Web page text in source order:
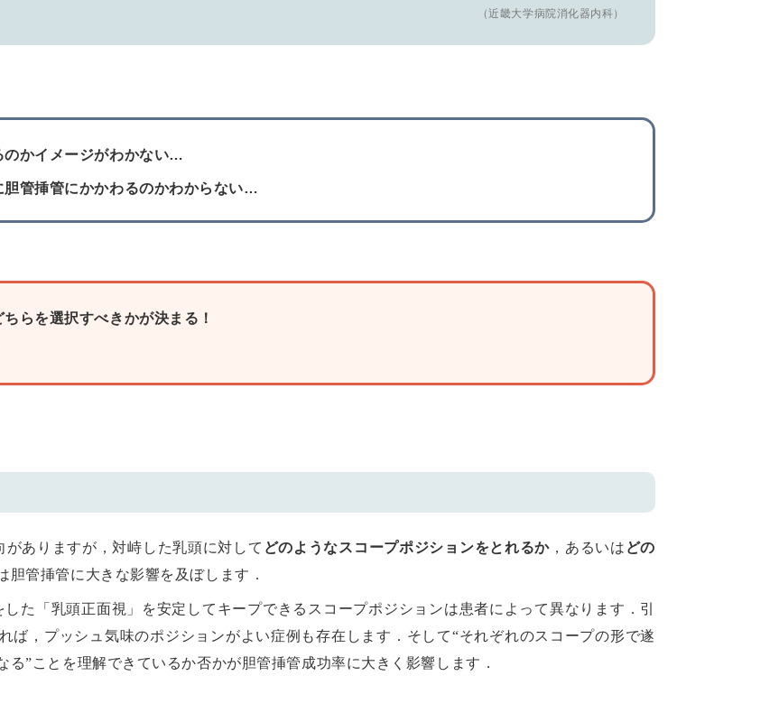
（近畿大学病院消化器内科）
のかイメージがわかない…
管挿管にかかわるのかわからない…
らを選択すべきかが決まる！
ありますが，対峙した乳頭に対して どのようなスコープポジションをとれるか ，あるいは どの
胆管挿管に大きな影響を及ぼします．
した「乳頭正面視」を安定してキープできるスコープポジションは患者によって異なります．引
ば，プッシュ気味のポジションがよい症例も存在します．そして“それぞれのスコープの形で遂
”ことを理解できているか否かが胆管挿管成功率に大きく影響します．